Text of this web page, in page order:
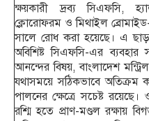
ক্ষয়কারী দ্রব্য সিএফসি,
ক্লোরোফরম ও মিথাইল
সালে রোধ করা হয়েছে। এ
অবিশিষ্ট সিএফসি-এর ব্যবহার
আনন্দের বিষয়, বাংলাদেশ
যথাসময়ে সঠিকভাবে অতিক্রম
পালনের ক্ষেত্রে সচেষ্ট
রশ্মি হতে প্রাণ-মণ্ডল রক্ষায়